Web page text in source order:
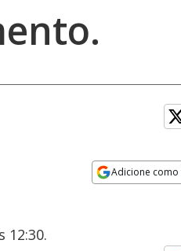
Adicione
12:30.